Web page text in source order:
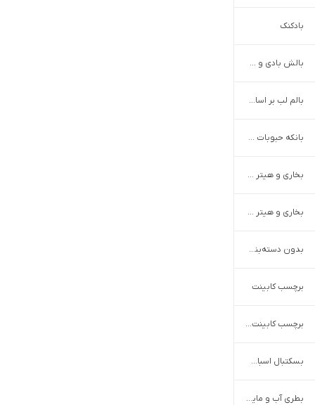
بادکنک
بالش بادی و مسافرتی
بالم لب بر اساس برند
بانکه حبوبات و ظروف بنشن
بخاری و هیتر برقی
بخاری و هیتر گازی بر اساس برند
بدون دسته‌بندی
برچسب کابینت
برچسب کابینت بر اساس رنگ
بسکتبال اسباب بازی
بطری آب و مایعات